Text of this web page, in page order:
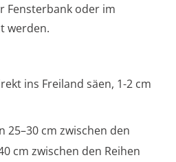
Fensterbank oder im
werden.
ins Freiland säen, 1-2 cm
25–30 cm zwischen den
cm zwischen den Reihen